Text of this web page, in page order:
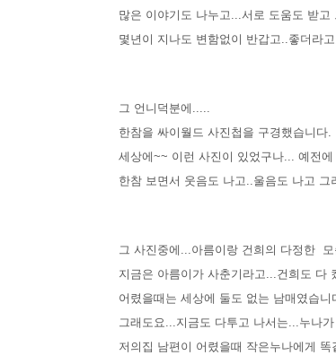
많은 이야기도 나누고...서로 도움도 받고
몇년이 지나도 변함없이 반갑고..좋더라
그 언니덕분에.....
한참을 싸이월드 사진첩을 구경했습니다.
세상에~~ 이런 사진이 있었구나... 예전
한참 보면서 웃음도 나고..울음도 나고 그
그 사진중에...아름이랑 건희의 다정한 모
지금은 아름이가 사춘기라고...건희도 다
어렸을때는 세상에 둘도 없는 남매였습니
그래도요...지금도 다투고 나서는...누나
저의집 남편이 어렸을때 작은누나에게 똑